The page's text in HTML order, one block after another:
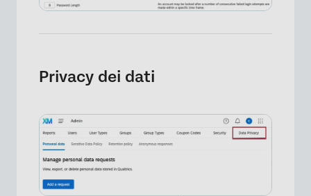
Privacy dei dati